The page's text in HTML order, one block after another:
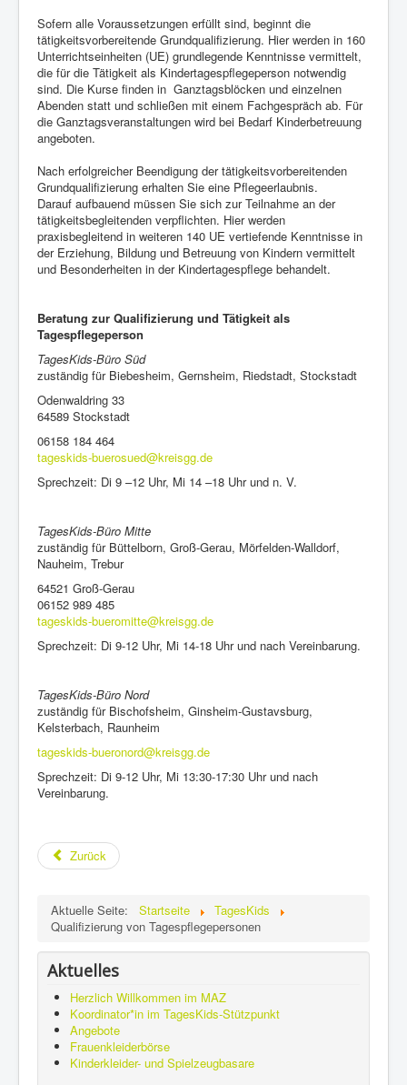
Sofern alle Voraussetzungen erfüllt sind, beginnt die
tätigkeitsvorbereitende Grundqualifizierung. Hier werden in 160
Unterrichtseinheiten (UE) grundlegende Kenntnisse vermittelt,
die für die Tätigkeit als Kindertagespflegeperson notwendig
sind. Die Kurse finden in Ganztagsblöcken und einzelnen
Abenden statt und schließen mit einem Fachgespräch ab. Für
die Ganztagsveranstaltungen wird bei Bedarf Kinderbetreuung
angeboten.
Nach erfolgreicher Beendigung der tätigkeitsvorbereitenden
Grundqualifizierung erhalten Sie eine Pflegeerlaubnis.
Darauf aufbauend müssen Sie sich zur Teilnahme an der
tätigkeitsbegleitenden verpflichten. Hier werden
praxisbegleitend in weiteren 140 UE vertiefende Kenntnisse in
der Erziehung, Bildung und Betreuung von Kindern vermittelt
und Besonderheiten in der Kindertagespflege behandelt.
Beratung zur Qualifizierung und Tätigkeit als
Tagespflegeperson
TagesKids-Büro Süd
zuständig für Biebesheim, Gernsheim, Riedstadt, Stockstadt
Odenwaldring 33
64589 Stockstadt
06158 184 464
tageskids-buerosued@kreisgg.de
Sprechzeit: Di 9 –12 Uhr, Mi 14 –18 Uhr und n. V.
TagesKids-Büro Mitte
zuständig für Büttelborn, Groß-Gerau, Mörfelden-Walldorf,
Nauheim, Trebur
64521 Groß-Gerau
06152 989 485
tageskids-bueromitte@kreisgg.de
Sprechzeit: Di 9-12 Uhr, Mi 14-18 Uhr und nach Vereinbarung.
TagesKids-Büro Nord
zuständig für Bischofsheim, Ginsheim-Gustavsburg,
Kelsterbach, Raunheim
tageskids-bueronord@kreisgg.de
Sprechzeit: Di 9-12 Uhr, Mi 13:30-17:30 Uhr und nach
Vereinbarung.
Zurück
Aktuelle Seite: Startseite
TagesKids
Qualifizierung von Tagespflegepersonen
Aktuelles
Herzlich Willkommen im MAZ
Koordinator*in im TagesKids-Stützpunkt
Angebote
Frauenkleiderbörse
Kinderkleider- und Spielzeugbasare